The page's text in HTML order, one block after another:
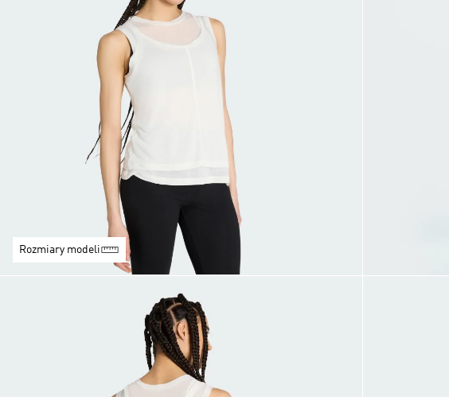
Rozmiary modeli